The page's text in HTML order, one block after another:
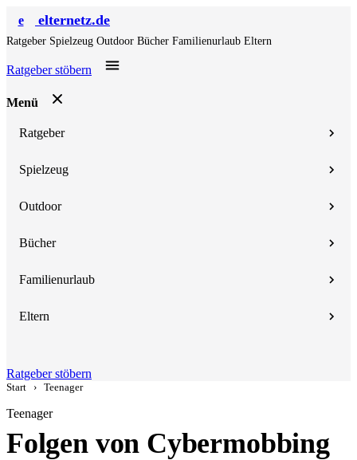
e elternetz.de
Ratgeber Spielzeug Outdoor Bücher Familienurlaub Eltern
Ratgeber stöbern
Menü
Ratgeber
Spielzeug
Outdoor
Bücher
Familienurlaub
Eltern
Ratgeber stöbern
Start › Teenager
Teenager
Folgen von Cybermobbing